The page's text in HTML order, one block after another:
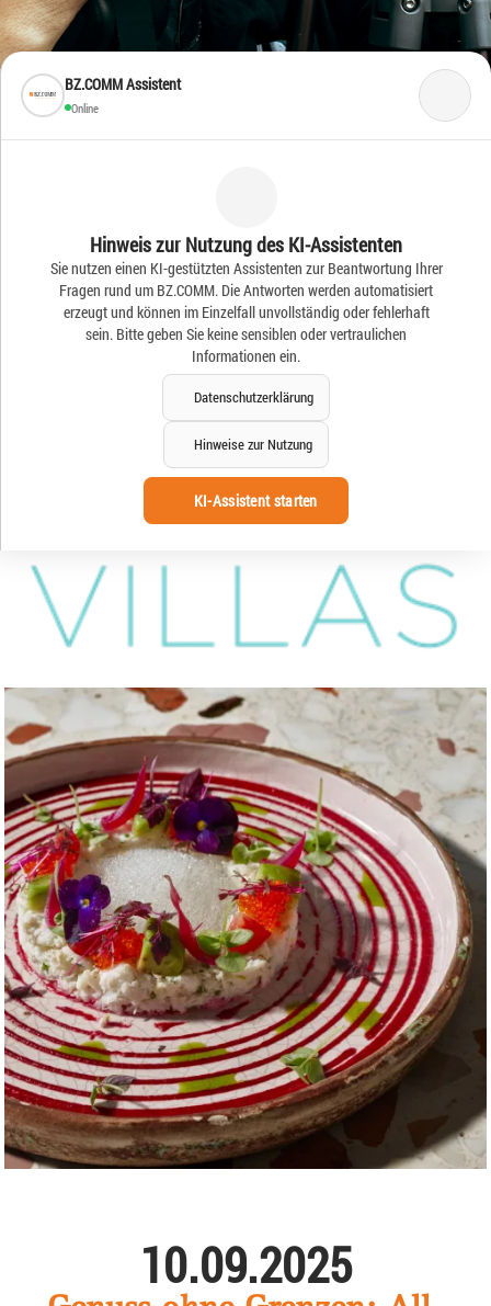
BZ.COMM Assistent
Online
Hinweis zur Nutzung des KI-Assistenten
Sie nutzen einen KI-gestützten Assistenten zur Beantwortung Ihrer
Fragen rund um BZ.COMM. Die Antworten werden automatisiert
erzeugt und können im Einzelfall unvollständig oder fehlerhaft
sein. Bitte geben Sie keine sensiblen oder vertraulichen
Informationen ein.
Datenschutzerklärung
Hinweise zur Nutzung
KI-Assistent starten
Frische Ideen – Frische
News
10.09.2025